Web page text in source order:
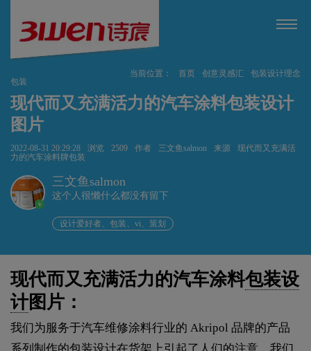
当前位置： 首页 创意灵感汇
包装设计理念
包装
现代而又充满活力的汽车涂料包装设计
图片
2022-08-31 20:29:28 浏览 2509 作者 三文鱼salmon 来源
现代而又充满活
力的汽车涂料牌包装
v
三文鱼salmon
这个人很懒什么都没有留下
设计爱好者、包装、vi、策划
现代而又充满活力的汽车涂料包装设
计图片：
我们为服务于汽车维修涂料行业的 Akripol 品牌的产品